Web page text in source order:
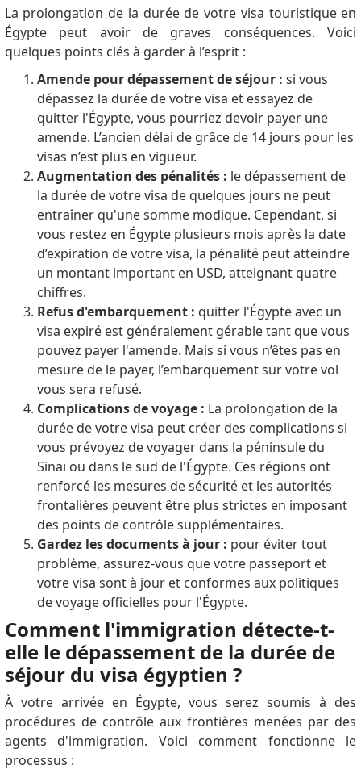
La prolongation de la durée de votre visa touristique en
Égypte peut avoir de graves conséquences.Voici
quelques points clés à garder à l’esprit :
Amende pour dépassement de séjour : si vous
dépassez la durée de votre visa et essayez de
quitter l'Égypte, vous pourriez devoir payer une
amende. L’ancien délai de grâce de 14 jours pour les
visas n’est plus en vigueur.
Augmentation des pénalités : le dépassement de
la durée de votre visa de quelques jours ne peut
entraîner qu'une somme modique. Cependant, si
vous restez en Égypte plusieurs mois après la date
d’expiration de votre visa, la pénalité peut atteindre
un montant important en USD, atteignant quatre
chiffres.
Refus d'embarquement : quitter l'Égypte avec un
visa expiré est généralement gérable tant que vous
pouvez payer l'amende. Mais si vous n’êtes pas en
mesure de le payer, l’embarquement sur votre vol
vous sera refusé.
Complications de voyage : La prolongation de la
durée de votre visa peut créer des complications si
vous prévoyez de voyager dans la péninsule du
Sinaï ou dans le sud de l'Égypte. Ces régions ont
renforcé les mesures de sécurité et les autorités
frontalières peuvent être plus strictes en imposant
des points de contrôle supplémentaires.
Gardez les documents à jour : pour éviter tout
problème, assurez-vous que votre passeport et
votre visa sont à jour et conformes aux politiques
de voyage officielles pour l'Égypte.
Comment l'immigration détecte-t-
elle le dépassement de la durée de
séjour du visa égyptien ?
À votre arrivée en Égypte, vous serez soumis à des
procédures de contrôle aux frontières menées par des
agents d'immigration. Voici comment fonctionne le
processus :